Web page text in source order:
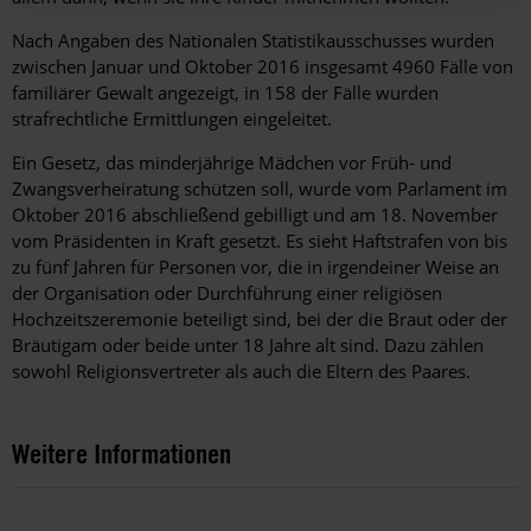
Nach Angaben des Nationalen Statistikausschusses wurden
zwischen Januar und Oktober 2016 insgesamt 4960 Fälle von
familiärer Gewalt angezeigt, in 158 der Fälle wurden
strafrechtliche Ermittlungen eingeleitet.
Ein Gesetz, das minderjährige Mädchen vor Früh- und
Zwangsverheiratung schützen soll, wurde vom Parlament im
Oktober 2016 abschließend gebilligt und am 18. November
vom Präsidenten in Kraft gesetzt. Es sieht Haftstrafen von bis
zu fünf Jahren für Personen vor, die in irgendeiner Weise an
der Organisation oder Durchführung einer religiösen
Hochzeitszeremonie beteiligt sind, bei der die Braut oder der
Bräutigam oder beide unter 18 Jahre alt sind. Dazu zählen
sowohl Religionsvertreter als auch die Eltern des Paares.
Weitere Informationen